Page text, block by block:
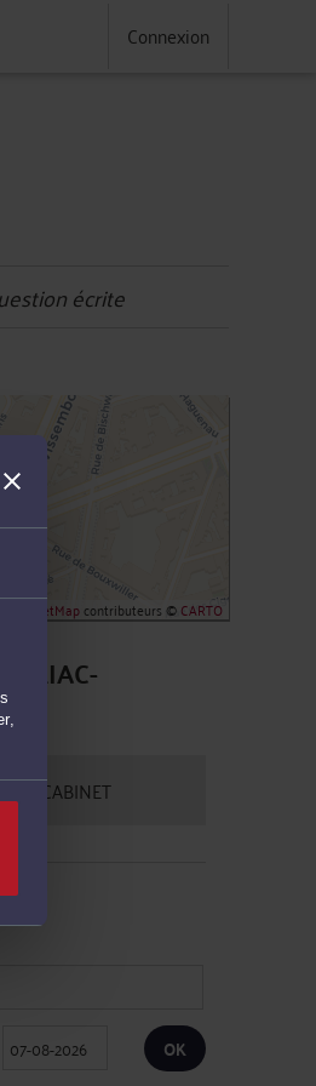
Connexion
écrite
OpenStreetMapcontributeurs ©CARTO
EN CABINET